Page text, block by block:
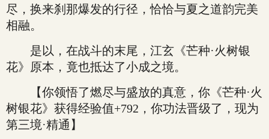
尽，换来刹那爆发的行径，恰恰与夏之道韵完美
相融。
是以，在战斗的末尾，江玄《芒种·火树银
花》原本，竟也抵达了小成之境。
【你领悟了燃尽与盛放的真意，你《芒种·火
树银花》获得经验值+792，你功法晋级了，现为
第三境·精通】